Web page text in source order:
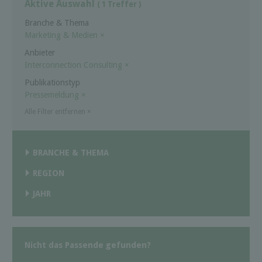
Aktive Auswahl ( 1 Treffer )
Branche & Thema
Marketing & Medien ×
Anbieter
Interconnection Consulting ×
Publikationstyp
Pressemeldung ×
BRANCHE & THEMA
REGION
JAHR
Nicht das Passende gefunden?